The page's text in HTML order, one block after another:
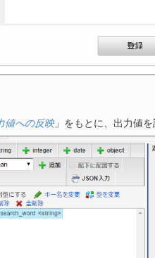
値への反映」をもとに、出力値